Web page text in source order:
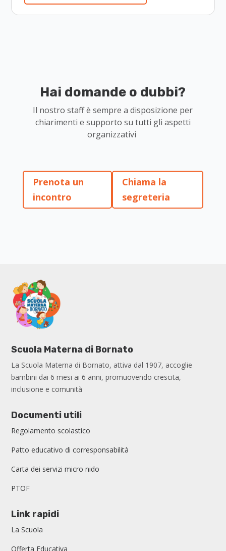
Hai domande o dubbi?
Il nostro staff è sempre a disposizione per
chiarimenti e supporto su tutti gli aspetti
organizzativi
Prenota un
incontro
Chiama la
segreteria
Scuola Materna di Bornato
La Scuola Materna di Bornato, attiva dal 1907, accoglie
bambini dai 6 mesi ai 6 anni, promuovendo crescita,
inclusione e comunità
Documenti utili
Regolamento scolastico
Patto educativo di corresponsabilità
Carta dei servizi micro nido
PTOF
Link rapidi
La Scuola
Offerta Educativa